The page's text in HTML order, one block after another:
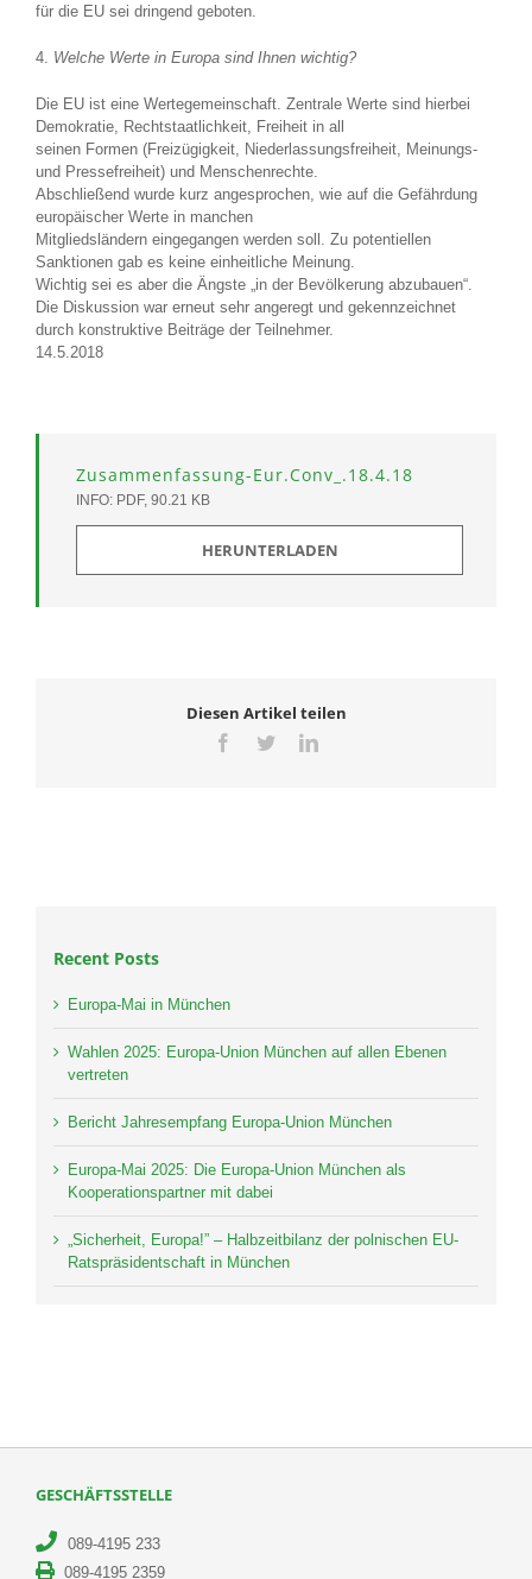
für die EU sei dringend geboten.
4. Welche Werte in Europa sind Ihnen wichtig?
Die EU ist eine Wertegemeinschaft. Zentrale Werte sind hierbei
Demokratie, Rechtstaatlichkeit, Freiheit in all
seinen Formen (Freizügigkeit, Niederlassungsfreiheit, Meinungs-
und Pressefreiheit) und Menschenrechte.
Abschließend wurde kurz angesprochen, wie auf die Gefährdung
europäischer Werte in manchen
Mitgliedsländern eingegangen werden soll. Zu potentiellen
Sanktionen gab es keine einheitliche Meinung.
Wichtig sei es aber die Ängste „in der Bevölkerung abzubauen“.
Die Diskussion war erneut sehr angeregt und gekennzeichnet
durch konstruktive Beiträge der Teilnehmer.
14.5.2018
Zusammenfassung-Eur.Conv_.18.4.18
INFO: PDF, 90.21 KB
HERUNTERLADEN
Diesen Artikel teilen
Facebook
TwitterLinkedIn
Recent Posts
Europa-Mai in München
Wahlen 2025: Europa-Union München auf allen Ebenen
vertreten
Bericht Jahresempfang Europa-Union München
Europa-Mai 2025: Die Europa-Union München als
Kooperationspartner mit dabei
„Sicherheit, Europa!” – Halbzeitbilanz der polnischen EU-
Ratspräsidentschaft in München
GESCHÄFTSSTELLE
089-4195 233
089-4195 2359